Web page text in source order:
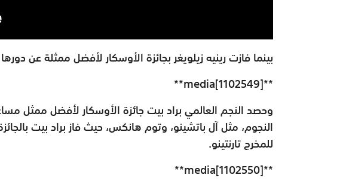
بينما فازت رينيه زيلويغر بجائزة الأوسكار لأفضل ممثلة عن
**media[1102549]**
وحصد النجم العالمي براد بيت جائزة الأوسكار لأفضل
النجوم، مثل آل باتشينو، وتوم هانكس، حيث فاز براد بيت
للمخرج تارنتينو.​
**media[1102550]**